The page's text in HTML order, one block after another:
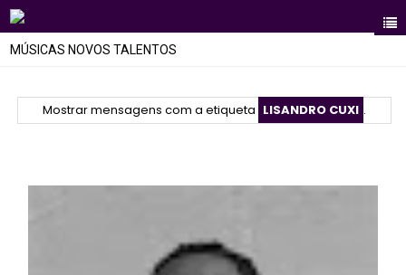
MÚSICAS NOVOS TALENTOS
Mostrar mensagens com a etiqueta LISANDRO CUXI .